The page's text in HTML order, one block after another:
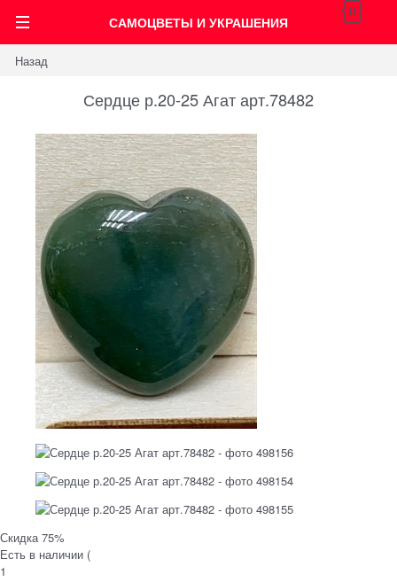
САМОЦВЕТЫ И УКРАШЕНИЯ
0
Назад
Сердце р.20-25 Агат арт.78482
Скидка 75%
Есть в наличии (
1